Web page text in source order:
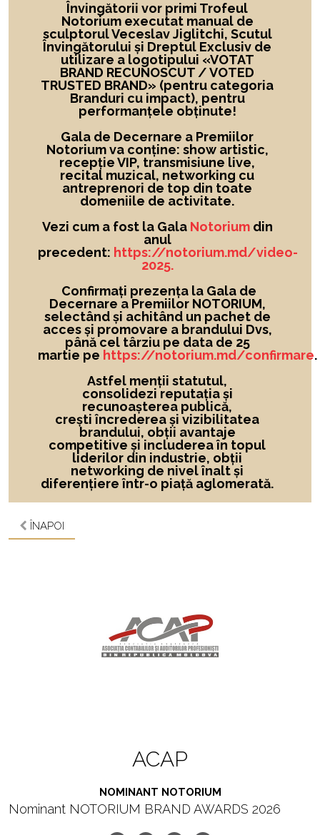
Învingătorii vor primi Trofeul
Notorium executat manual de
sculptorul Veceslav Jiglitchi, Scutul
Învingătorului și Dreptul Exclusiv de
utilizare a logotipului «VOTAT
BRAND RECUNOSCUT / VOTED
TRUSTED BRAND» (pentru categoria
Branduri cu impact), pentru
performanțele obținute!
Gala de Decernare a Premiilor
Notorium va conține: show artistic,
recepție VIP, transmisiune live,
recital muzical, networking cu
antreprenori de top din toate
domeniile de activitate.
Vezi cum a fost la Gala Notoriumdin
anul
precedent: https://notorium.md/video-
2025.
Confirmați prezența la Gala de
Decernare a Premiilor NOTORIUM,
selectând și achitând un pachet de
acces și promovare a brandului Dvs,
până cel târziu pe data de 25
martie pe https://notorium.md/confirmare.
Astfel menții statutul,
consolidezi reputația și
recunoașterea publică,
crești încrederea și vizibilitatea
brandului, obții avantaje
competitive și includerea în topul
liderilor din industrie, obții
networking de nivel înalt și
diferențiere într-o piață aglomerată.
ÎNAPOI
ACAP
NOMINANT NOTORIUM
Nominant NOTORIUM BRAND AWARDS 2026